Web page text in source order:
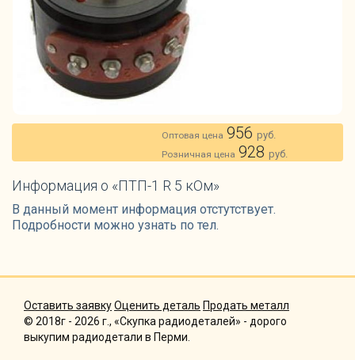
Оптовая цена 956руб.
Розничная цена 928руб.
Информация о «ПТП-1 R 5 кОм»
В данный момент информация отстутствует.
Подробности можно узнать по тел.
Оставить заявкуОценить деталь Продать металл
© 2018г - 2026 г., «Скупка радиодеталей» - дорого
выкупим радиодетали в Перми.